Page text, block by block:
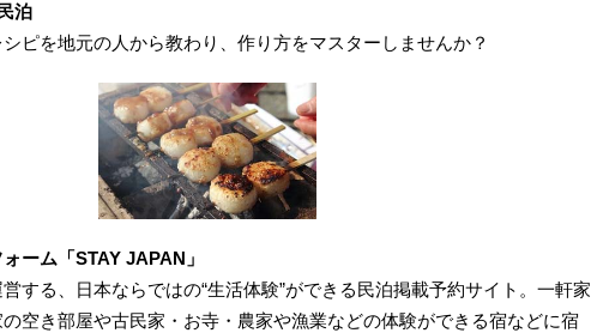
泊
ピを地元の人から教わり、作り方をマスターしませんか？
ーム「STAY JAPAN」
する、日本ならではの“生活体験”ができる民泊掲載予約サイト。一軒家
空き部屋や古民家・お寺・農家や漁業などの体験ができる宿などに宿